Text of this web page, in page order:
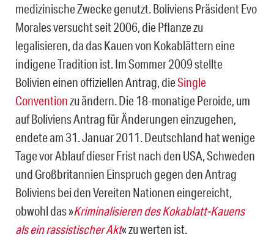
medizinische Zwecke genutzt. Boliviens Präsident Evo
Morales versucht seit 2006, die Pflanze zu
legalisieren, da das Kauen von Kokablättern eine
indigene Tradition ist. Im Sommer 2009 stellte
Bolivien einen offiziellen Antrag, dieSingle
Conventionzu ändern. Die 18-monatige Peroide, um
auf Boliviens Antrag für Änderungen einzugehen,
endete am 31. Januar 2011. Deutschland hat wenige
Tage vor Ablauf dieser Frist nach den USA, Schweden
und Großbritannien Einspruch gegen den Antrag
Boliviens bei den Vereiten Nationen eingereicht,
obwohl das »Kriminalisieren des Kokablatt-Kauens
als ein rassistischer Akt« zu werten ist.